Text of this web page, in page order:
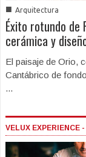
■ Arquitectura
Éxito rotundo de
cerámica y
El paisaje de Orio,
Cantábrico de
...
VELUX EXPERIENCE